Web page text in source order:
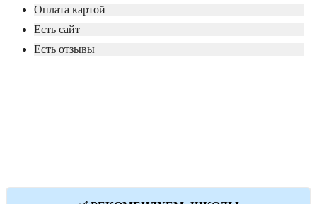
Оплата картой
Есть сайт
Есть отзывы